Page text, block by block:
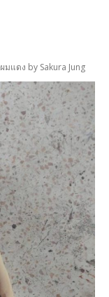
มแดง by Sakura Jung